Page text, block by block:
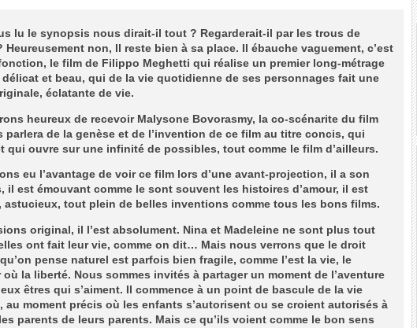
lu le synopsis nous dirait-il tout ? Regarderait-il par les trous de
Heureusement non, Il reste bien à sa place. Il ébauche vaguement, c’est
le film de Filippo Meghetti qui réalise un premier long-métrage
et beau, qui de la vie quotidienne de ses personnages fait une
éclatante de vie.
heureux de recevoir Malysone Bovorasmy, la co-scénarite du film
parlera de la genèse et de l’invention de ce film au titre concis, qui
qui ouvre sur une infinité de possibles, tout comme le film d’ailleurs.
eu l’avantage de voir ce film lors d’une avant-projection, il a son
il est émouvant comme le sont souvent les histoires d’amour, il est
astucieux, tout plein de belles inventions comme tous les bons films.
original, il l’est absolument. Nina et Madeleine ne sont plus tout
ont fait leur vie, comme on dit… Mais nous verrons que le droit
qu’on pense naturel est parfois bien fragile, comme l’est la vie, le
la liberté. Nous sommes invités à partager un moment de l’aventure
êtres qui s’aiment. Il commence à un point de bascule de la vie
au moment précis où les enfants s’autorisent ou se croient autorisés à
parents de leurs parents. Mais ce qu’ils voient comme le bon sens